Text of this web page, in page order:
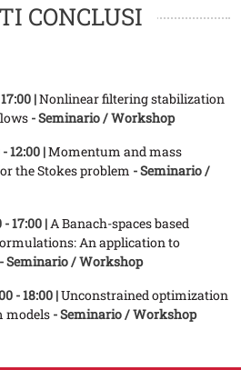
CONCLUSI
|Nonlinear filtering stabilization
- Seminario / Workshop
12:00 |Momentum and mass
the Stokes problem - Seminario /
- 17:00 |A Banach-spaces based
An application to
- Seminario / Workshop
- 18:00 |Unconstrained optimization
models - Seminario / Workshop